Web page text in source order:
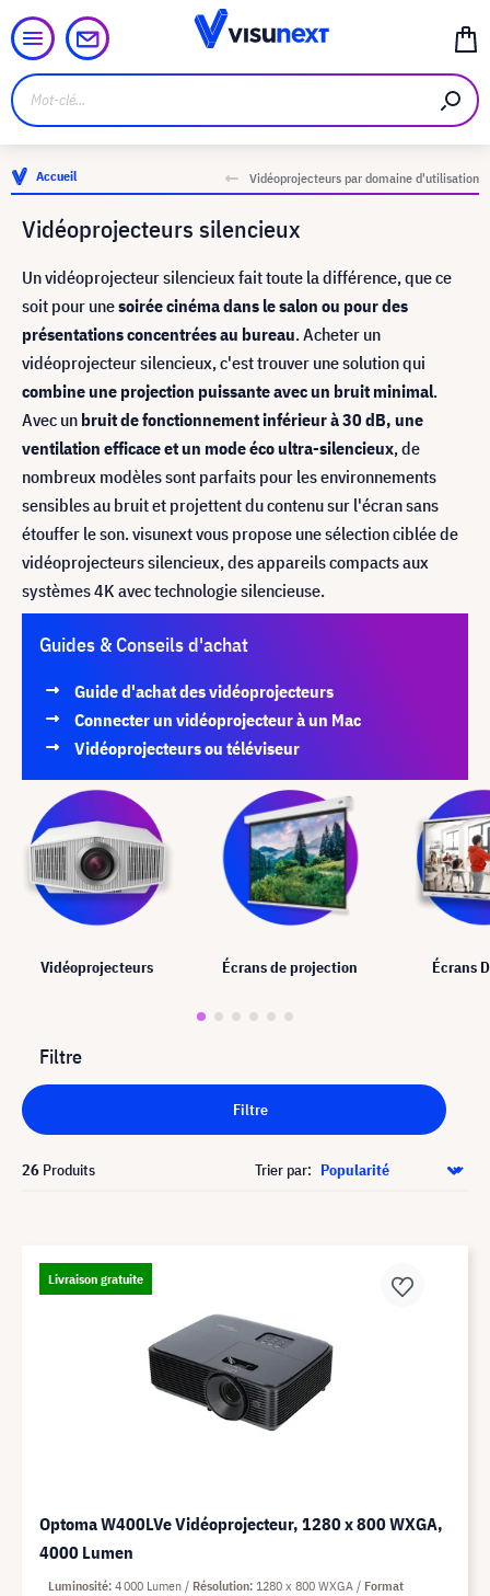
Accueil Vidéoprojecteurs par domaine d'utilisation
Vidéoprojecteurs silencieux
Un vidéoprojecteur silencieux fait toute la différence, que ce
soit pour unesoirée cinéma dans le salon ou pour des
présentations concentrées au bureau. Acheter un
vidéoprojecteur silencieux, c'est trouver une solution qui
combine une projection puissante avec un bruit minimal.
Avec un bruit de fonctionnement inférieur à 30 dB, une
ventilation efficace et un mode éco ultra-silencieux, de
nombreux modèles sont parfaits pour les environnements
sensibles au bruit et projettent du contenu sur l'écran sans
étouffer le son. visunext vous propose une sélection ciblée de
vidéoprojecteurs silencieux, des appareils compacts aux
systèmes 4K avec technologie silencieuse.
Guides & Conseils d'achat
Guide d'achat des vidéoprojecteurs
Connecter un vidéoprojecteur à un Mac
Vidéoprojecteurs ou téléviseur
Vidéoprojecteurs Écrans de projection Écrans
Filtre
Filtre
26 Produits Trier par:
Livraison gratuite
Optoma W400LVe Vidéoprojecteur, 1280 x 800 WXGA,
4000 Lumen
Luminosité 4 000 Lumen Résolution 1280 x 800 WXGA
Format